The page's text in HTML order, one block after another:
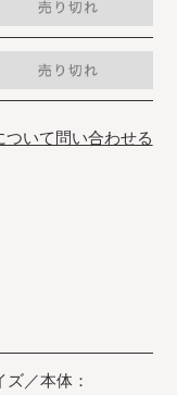
ついて問い合わせる
／本体：